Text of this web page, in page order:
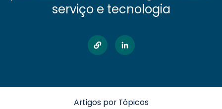
serviço e tecnologia
Artigos por Tópicos